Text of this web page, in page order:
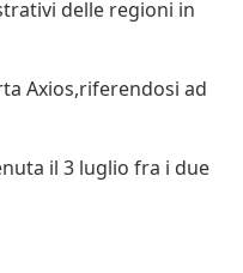
delle regioni in
Axios,riferendosi ad
il 3 luglio fra i due